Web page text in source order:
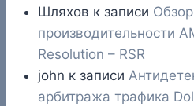
Шляхов к записи
производительности
Resolution – RSR
john к записи
арбитража трафика